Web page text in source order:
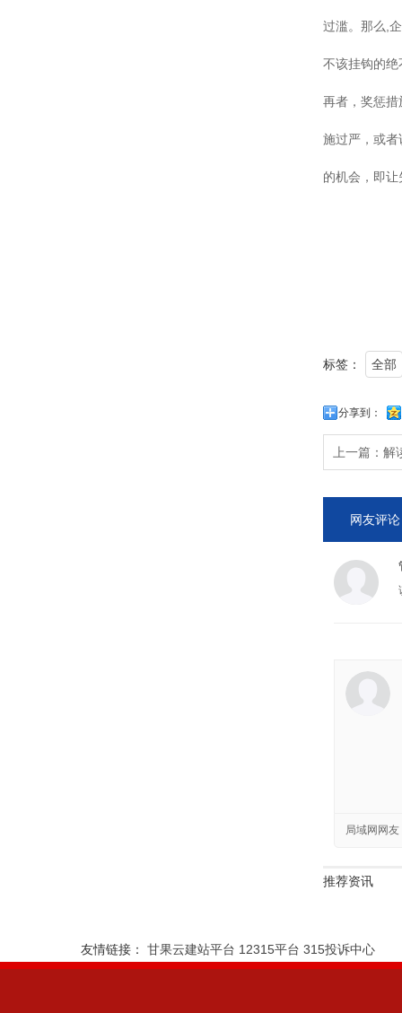
过滥。那么,
不该挂钩的绝
再者，奖惩
施过严，或者
的机会，即
标签： 全部
分享到：
上一篇： 解
网友评论
局域网网友
推荐资讯
友情链接： 甘果云建站平台 12315平台 315投诉中心